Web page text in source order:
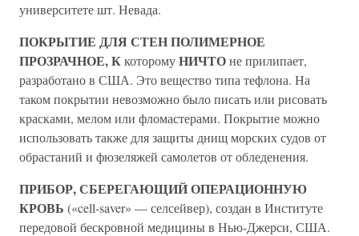
университете шт. Невада.
ПОКРЫТИЕ ДЛЯ СТЕН ПОЛИМЕРНОЕ
ПРОЗРАЧНОЕ, КкоторомуНИЧТОне прилипает,
разработано в США. Это вещество типа тефлона. На
таком покрытии невозможно было писать или рисовать
красками, мелом или фломастерами. Покрытие можно
использовать также для защиты днищ морских судов от
обрастаний и фюзеляжей самолетов от обледенения.
ПРИБОР, СБЕРЕГАЮЩИЙ ОПЕРАЦИОННУЮ
КРОВЬ («cell-saver» — селсейвер), создан в Институте
передовой бескровной медицины в Нью-Джерси, США.